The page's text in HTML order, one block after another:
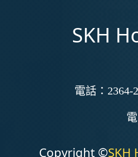
SKH
電話： 2364-
Copyright ©SKH